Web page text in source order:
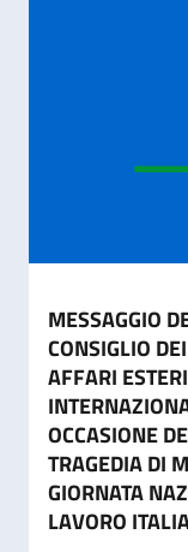
MESSAGGIO
CONSIGLIO
AFFARI
OCCASIONE
TRAGEDIA DI
GIORNATA
LAVORO